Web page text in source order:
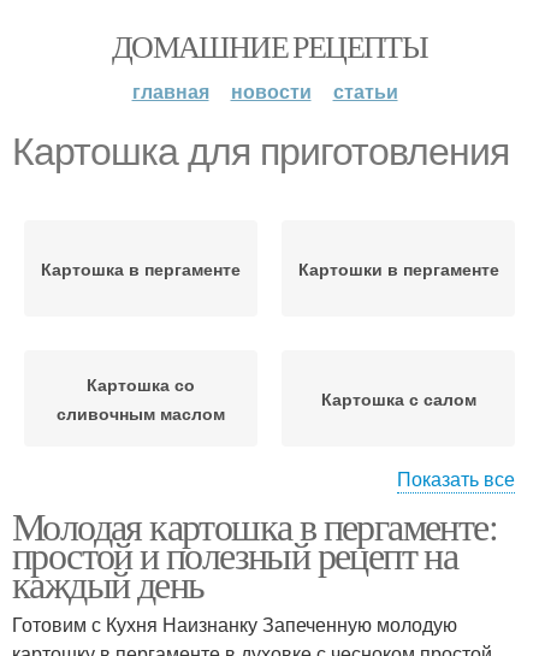
ДОМАШНИЕ РЕЦЕПТЫ
главная новости статьи
Картошка для приготовления
Картошка в пергаменте Картошки в пергаменте
Картошка со
сливочным маслом
Картошка с салом
Картошка с паприкой Картошка с луком
Показать все
Молодая картошка в пергаменте:
простой и полезный рецепт на
каждый день
Готовим с Кухня Наизнанку Запеченную молодую